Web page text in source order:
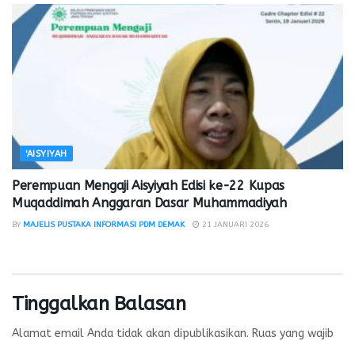
'AISYIYAH
Perempuan Mengaji Aisyiyah Edisi ke-22 Kupas
Muqaddimah Anggaran Dasar Muhammadiyah
BY MAJELIS PUSTAKA INFORMASI PDM DEMAK 21 JANUARI 2026
Tinggalkan Balasan
Alamat email Anda tidak akan dipublikasikan. Ruas yang wajib